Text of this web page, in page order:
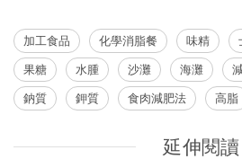
加工食品 化學消脂餐 味精
果糖
水腫 沙灘 海灘
鈉質
鉀質 食肉減肥法 高脂
延伸閱讀